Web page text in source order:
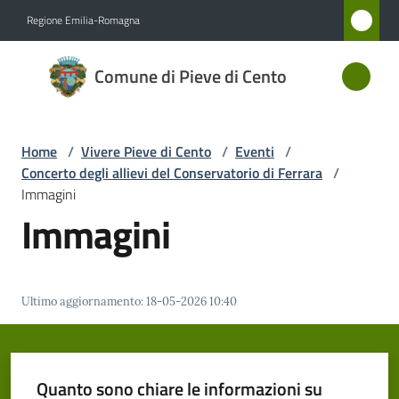
Regione Emilia-Romagna
Comune di Pieve di Cento
Comune
di Pieve
Amministrazione
Novità
Pieve
Home / Vivere Pieve di Cento / Eventi /
Concerto degli allievi del Conservatorio di Ferrara /
Immagini
Immagini
Ultimo aggiornamento:18-05-2026 10:40
Quanto sono chiare le informazioni su